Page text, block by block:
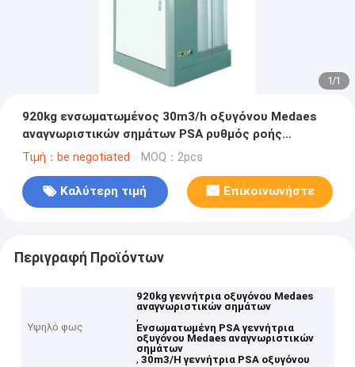
1/1
920kg ενσωματωμένος 30m3/h οξυγόνου Medaes
αναγνωριστικών σημάτων PSA ρυθμός ροής
γεννητριών
Τιμή：be negotiated MOQ：2pcs
Καλύτερη τιμή Επικοινωνήστε
Περιγραφή Προϊόντων
Υψηλό φως
920kg γεννήτρια οξυγόνου Medaes
αναγνωριστικών σημάτων
,
Ενσωματωμένη PSA γεννήτρια
οξυγόνου Medaes αναγνωριστικών
σημάτων
,30m3/H γεννήτρια PSA οξυγόνου